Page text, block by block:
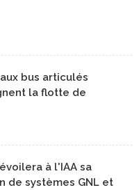
bus articulés
la flotte de
à l'IAA sa
de systèmes GNL et